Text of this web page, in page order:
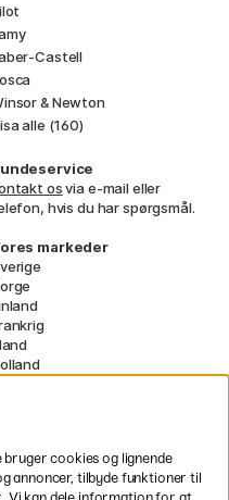
Castell
& Newton
alle (160)
osvia e-mail eller
hvis du har spørgsmål.
markeder
fragtvilkår gælder for
varer.
cookies og lignende
annoncer, tilbyde funktioner til